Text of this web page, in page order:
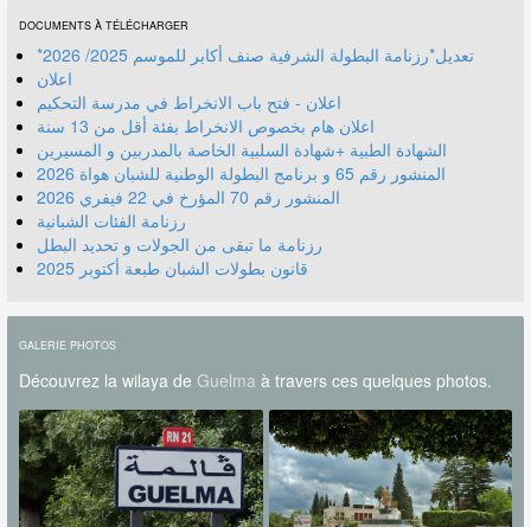
DOCUMENTS À TÉLÉCHARGER
*تعديل*رزنامة البطولة الشرفية صنف أكابر للموسم 2025/ 2026
اعلان
اعلان - فتح باب الانخراط في مدرسة التحكيم
اعلان هام بخصوص الانخراط بفئة أقل من 13 سنة
الشهادة الطبية +شهادة السلبية الخاصة بالمدربين و المسيرين
المنشور رقم 70 المؤرخ في 22 فيفري 2026
رزنامة الفئات الشبانية
رزنامة ما تبقى من الجولات و تحديد البطل
قانون بطولات الشبان طبعة أكتوبر 2025
GALERIE PHOTOS
Découvrez la wilaya de Guelmaà travers ces quelques photos.